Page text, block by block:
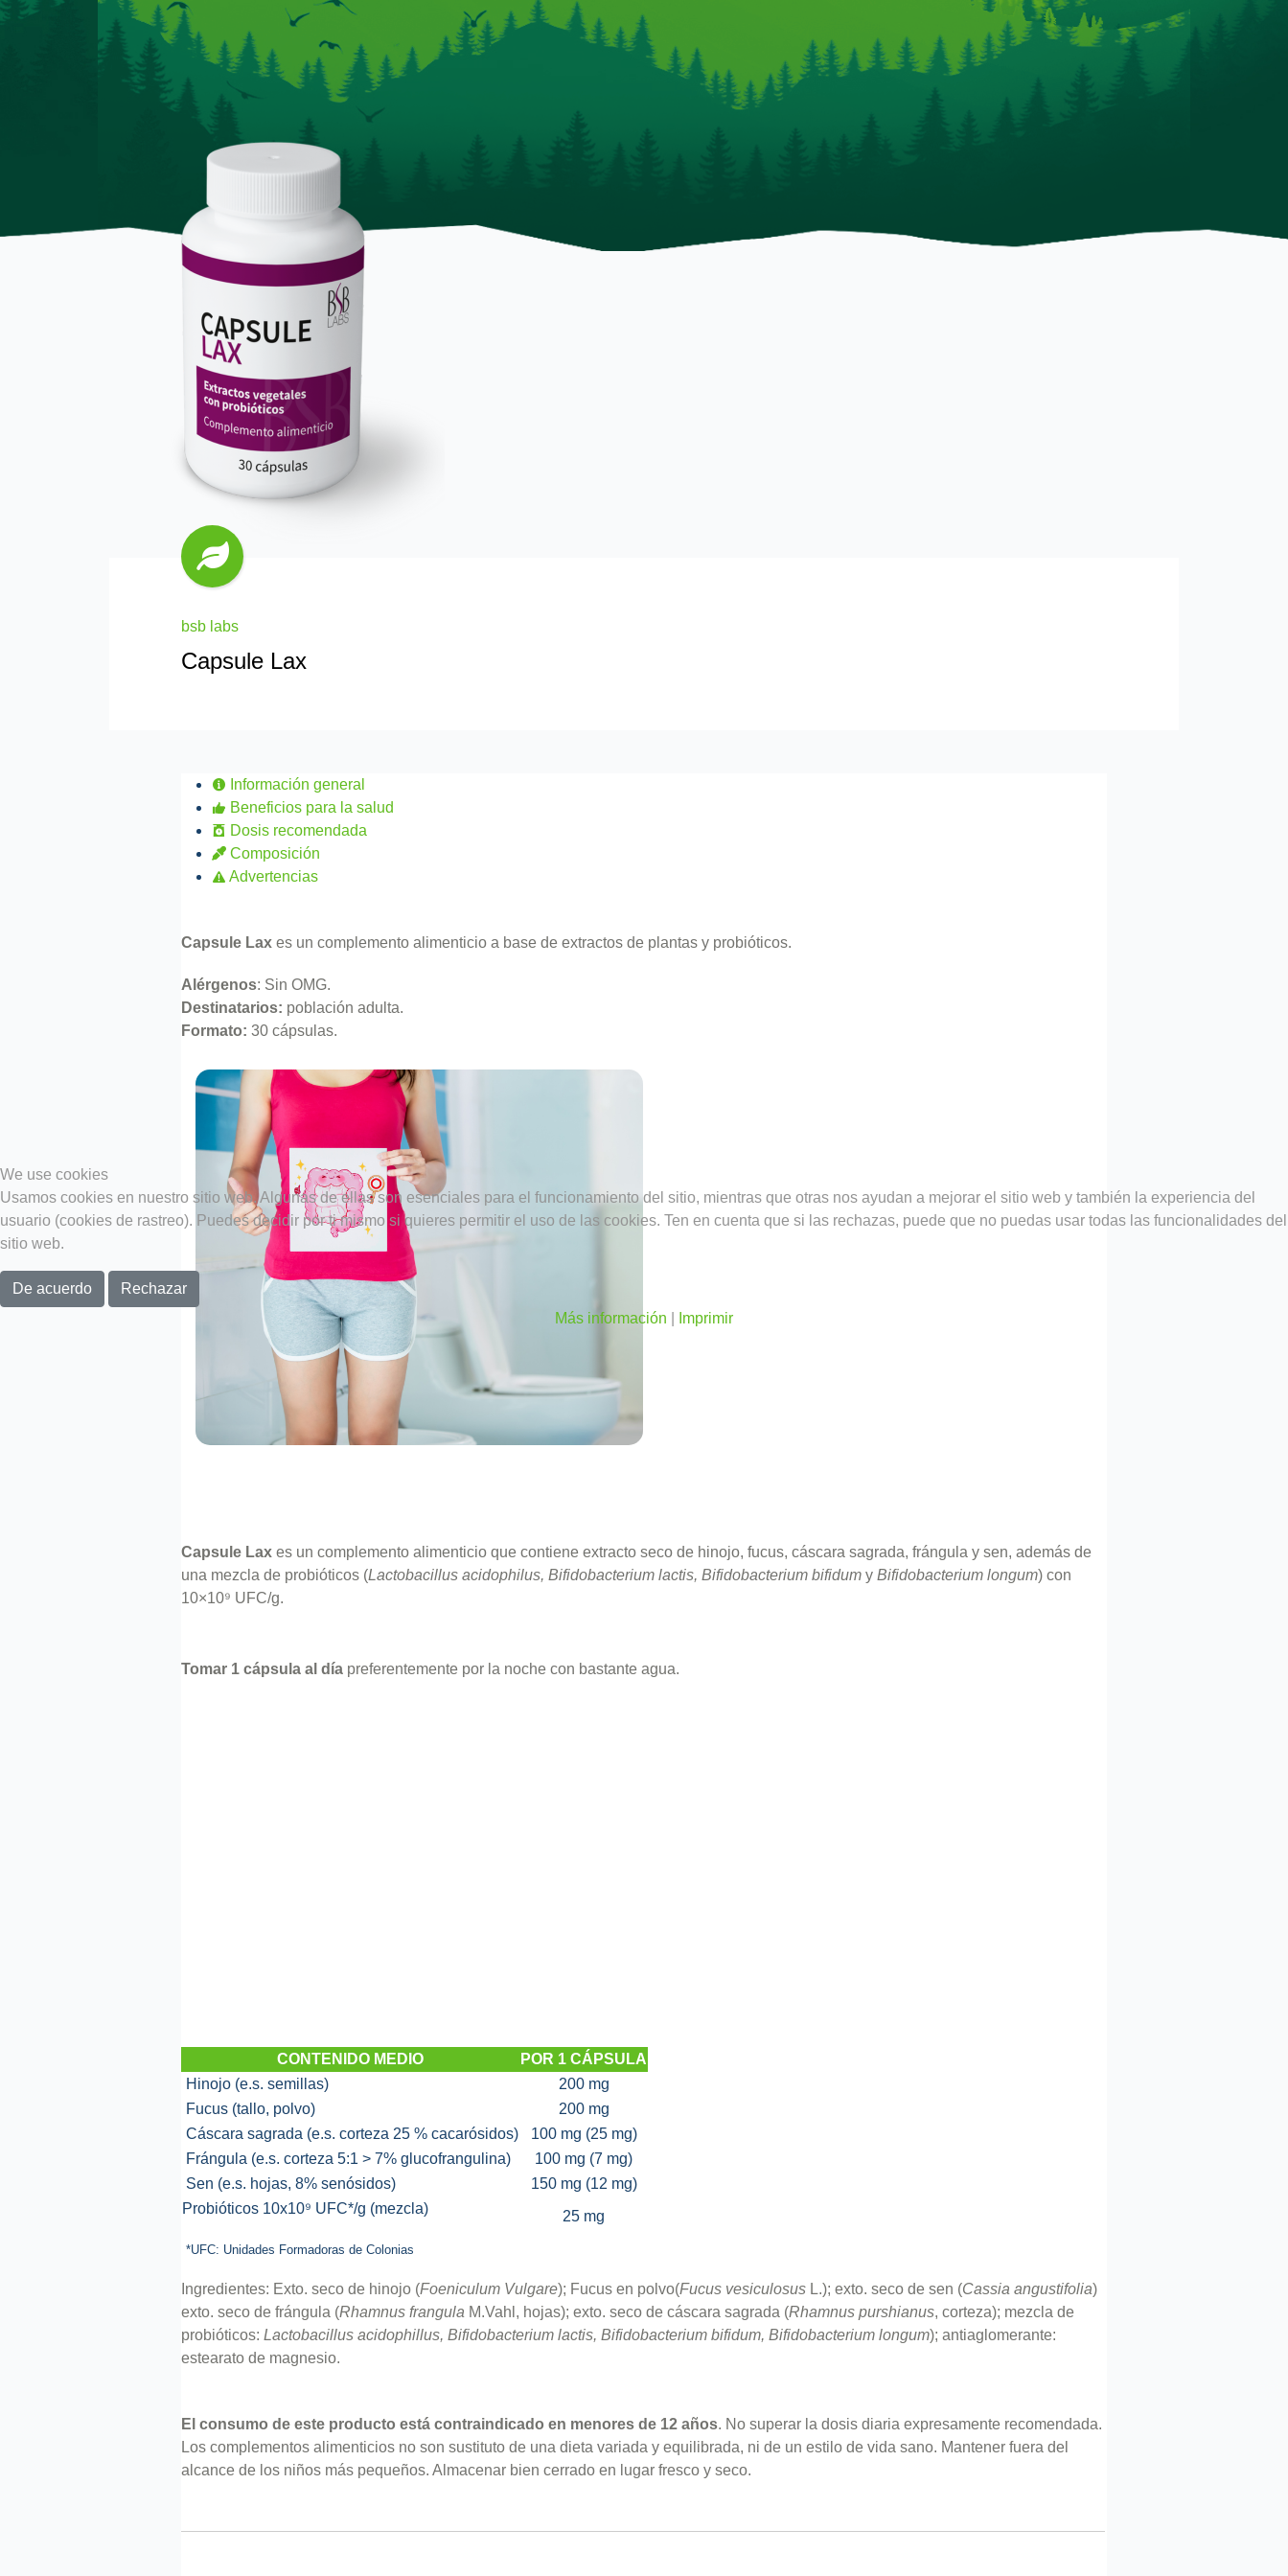
bsb labs
Capsule Lax
Información general
Beneficios para la salud
Dosis recomendada
Composición
Advertencias
Capsule Lax es un complemento alimenticio a base de extractos de plantas y probióticos.
Alérgenos: Sin OMG.
Destinatarios: población adulta.
Formato: 30 cápsulas.
Capsule Lax es un complemento alimenticio que contiene extracto seco de hinojo, fucus, cáscara sagrada, frángula y sen, además de
una mezcla de probióticos (Lactobacillus acidophilus, Bifidobacterium lactis, Bifidobacterium bifidum y Bifidobacterium longum) con
10×10⁹ UFC/g.
Tomar 1 cápsula al día preferentemente por la noche con bastante agua.
CONTENIDO MEDIO
POR 1 CÁPSULA
Hinojo (e.s. semillas)
200 mg
Fucus (tallo, polvo)
200 mg
Cáscara sagrada (e.s. corteza 25 % cacarósidos)
100 mg (25 mg)
Frángula (e.s. corteza 5:1 > 7% glucofrangulina)
100 mg (7 mg)
Sen (e.s. hojas, 8% senósidos)
150 mg (12 mg)
Probióticos 10x10⁹ UFC*/g (mezcla)
25 mg
*UFC: Unidades Formadoras de Colonias
Ingredientes: Exto. seco de hinojo (Foeniculum Vulgare); Fucus en polvo(Fucus vesiculosus L.); exto. seco de sen (Cassia angustifolia)
exto. seco de frángula (Rhamnus frangula M.Vahl, hojas); exto. seco de cáscara sagrada (Rhamnus purshianus, corteza); mezcla de
probióticos: Lactobacillus acidophillus, Bifidobacterium lactis, Bifidobacterium bifidum, Bifidobacterium longum); antiaglomerante:
estearato de magnesio.
El consumo de este producto está contraindicado en menores de 12 años. No superar la dosis diaria expresamente recomendada.
Los complementos alimenticios no son sustituto de una dieta variada y equilibrada, ni de un estilo de vida sano. Mantener fuera del
alcance de los niños más pequeños. Almacenar bien cerrado en lugar fresco y seco.
We use cookies
Usamos cookies en nuestro sitio web. Algunas de ellas son esenciales para el funcionamiento del sitio, mientras que otras nos ayudan a mejorar el sitio web y también la experiencia del
usuario (cookies de rastreo). Puedes decidir por ti mismo si quieres permitir el uso de las cookies. Ten en cuenta que si las rechazas, puede que no puedas usar todas las funcionalidades del
sitio web.
De acuerdo
Rechazar
Más información
Imprimir